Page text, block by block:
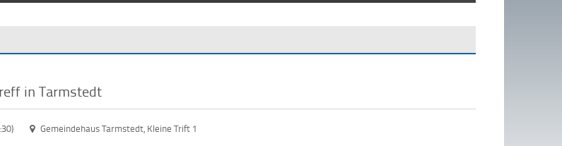
in Tarmstedt
Gemeindehaus Tarmstedt, Kleine Trift 1